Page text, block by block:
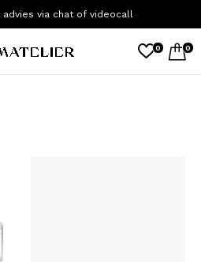
0 0
via chat of videocall